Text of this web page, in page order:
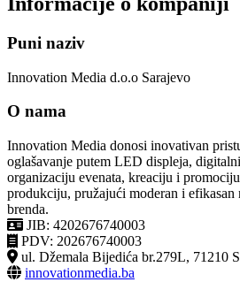
Puni naziv
Innovation Media d.o.o Sarajevo
O nama
Innovation Media donosi inovativan
oglašavanje putem LED displeja,
organizaciju evenata, kreaciju i
produkciju, pružajući moderan i efikasan
brenda.
JIB: 4202676740003
PDV: 202676740003
ul. Džemala Bijedića br.279L, 71210
innovationmedia.ba